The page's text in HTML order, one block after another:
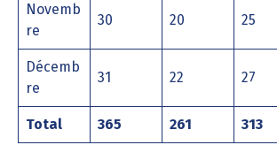
Novemb
re
30 20 25
Décemb
re
31 22 27
Total 365 261 313